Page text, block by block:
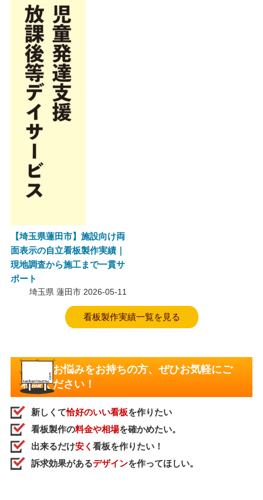
【埼玉県蓮田市】施設向け両
面表示の自立看板製作実績｜
現地調査から施工まで一貫サ
ポート
埼玉県 蓮田市 2026-05-11
看板製作実績一覧を見る
こんなお悩みをお持ちの方、ぜひお気軽にご
相談ください！
新しくて恰好のいい看板を作りたい
看板製作の料金や相場を確かめたい。
出来るだけ安く 看板を作りたい！
訴求効果があるデザインを作ってほしい。